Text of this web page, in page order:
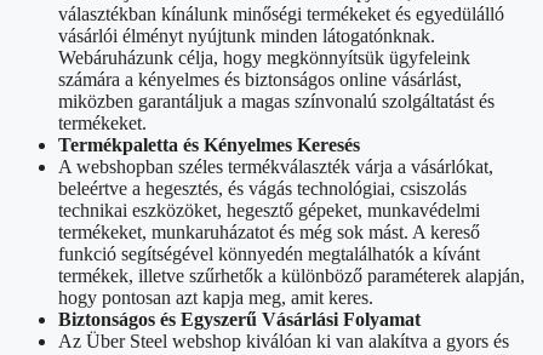
választékban kínálunk minőségi termékeket és egyedülálló
vásárlói élményt nyújtunk minden látogatónknak.
Webáruházunk célja, hogy megkönnyítsük ügyfeleink
számára a kényelmes és biztonságos online vásárlást,
miközben garantáljuk a magas színvonalú szolgáltatást és
termékeket.
Termékpaletta és Kényelmes Keresés
A webshopban széles termékválaszték várja a vásárlókat,
beleértve a hegesztés, és vágás technológiai, csiszolás
technikai eszközöket, hegesztő gépeket, munkavédelmi
termékeket, munkaruházatot és még sok mást. A kereső
funkció segítségével könnyedén megtalálhatók a kívánt
termékek, illetve szűrhetők a különböző paraméterek alapján,
hogy pontosan azt kapja meg, amit keres.
Biztonságos és Egyszerű Vásárlási Folyamat
Az Über Steel webshop kiválóan ki van alakítva a gyors és